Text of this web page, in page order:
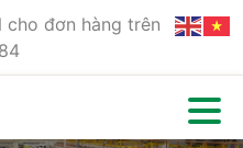
cho đơn hàng trên